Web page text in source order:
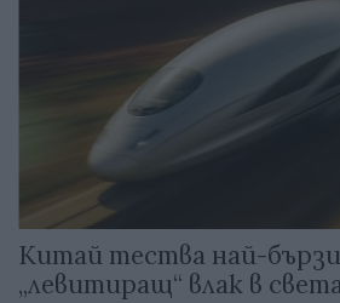
Китай тества най-
„левитиращ“ влак в